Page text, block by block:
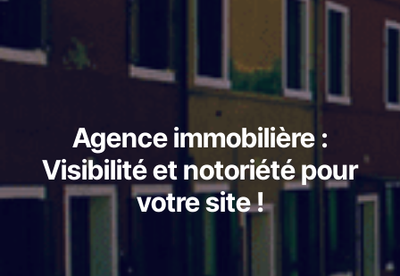
Agence immobilière :
Visibilité et notoriété pour
votre site !